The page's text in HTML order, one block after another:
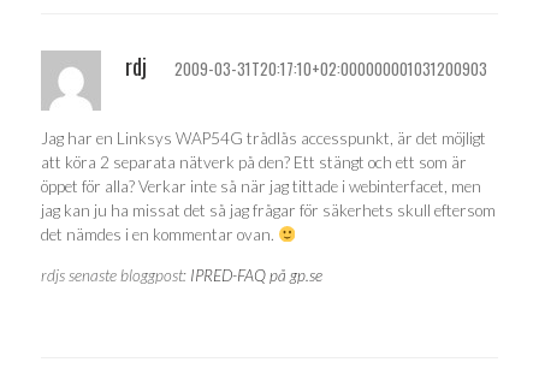
rdj 2009-03-31T20:17:10+02:000000001031200903
Jag har en Linksys WAP54G trådlås accesspunkt, är det möjligt
att köra 2 separata nätverk på den? Ett stängt och ett som är
öppet för alla? Verkar inte så när jag tittade i webinterfacet, men
jag kan ju ha missat det så jag frågar för säkerhets skull eftersom
det nämdes i en kommentar ovan.
rdjs senaste bloggpost: IPRED-FAQ på gp.se